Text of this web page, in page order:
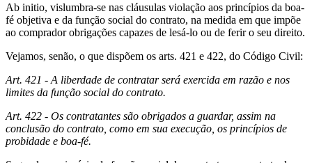
Ab initio, vislumbra-se nas cláusulas violação aos princípios da boa-
fé objetiva e da função social do contrato, na medida em que impõe
ao comprador obrigações capazes de lesá-lo ou de ferir o seu direito.
Vejamos, senão, o que dispõem os arts. 421 e 422, do Código Civil:
Art. 421 - A liberdade de contratar será exercida em razão e nos
limites da função social do contrato.
Art. 422 - Os contratantes são obrigados a guardar, assim na
conclusão do contrato, como em sua execução, os princípios de
probidade e boa-fé.